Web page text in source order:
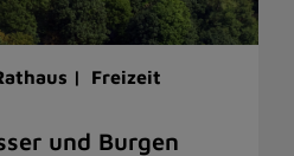
| Freizeit
und Burgen